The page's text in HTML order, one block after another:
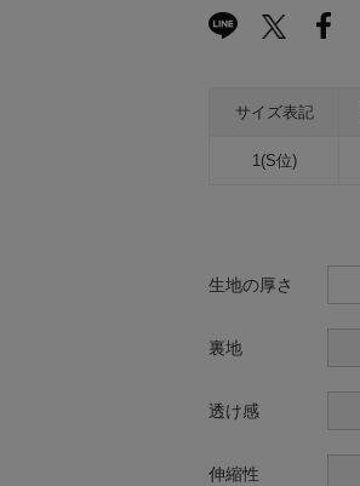
サイズ表記
1(S位)
生地の厚さ
裏地
透け感
伸縮性